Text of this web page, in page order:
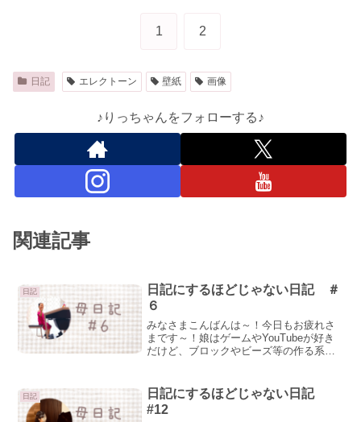
1 2
日記 エレクトーン 壁紙 画像
♪りっちゃんをフォローする♪
関連記事
日記
日記にするほどじゃない日記 ＃
６
みなさまこんばんは～！今日もお疲れさ
まです～！娘はゲームやYouTubeが好き
だけど、ブロックやビーズ等の作る系も
＞ パズル ＜￣Y^Y^Y^Y￣練習の合間
の休憩に、もく...
日記
日記にするほどじゃない日記
#12